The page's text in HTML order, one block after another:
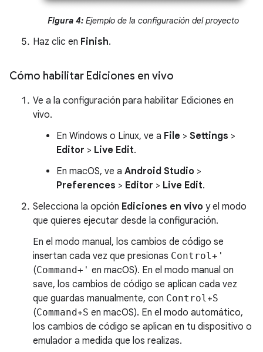
Figura 4: Ejemplo de la configuración del proyecto
Haz clic en Finish.
Cómo habilitar Ediciones en vivo
Ve a la configuración para habilitar Ediciones en
vivo.
En Windows o Linux, ve a File > Settings >
Editor > Live Edit.
En macOS, ve a Android Studio >
Preferences > Editor > Live Edit.
Selecciona la opción Ediciones en vivo y el modo
que quieres ejecutar desde la configuración.
En el modo manual, los cambios de código se
insertan cada vez que presionas Control+'
(Command+' en macOS). En el modo manual on
save, los cambios de código se aplican cada vez
que guardas manualmente, con Control+S
(Command +S en macOS). En el modo automático,
los cambios de código se aplican en tu dispositivo o
emulador a medida que los realizas.